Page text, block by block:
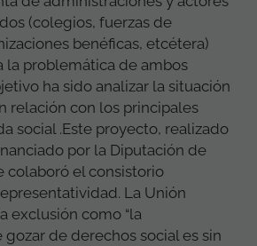
(colegios, fuerzas de
benéficas, etcétera)
la problemática de ambos
ha sido analizar la situación
relación con los principales
social .Este proyecto, realizado
por la Diputación de
colaboró el consistorio
La Unión
exclusión como “la
de derechos social es sin